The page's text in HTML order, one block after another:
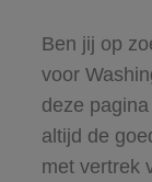
Ben jij op
voor
deze
altijd de
met vertrek